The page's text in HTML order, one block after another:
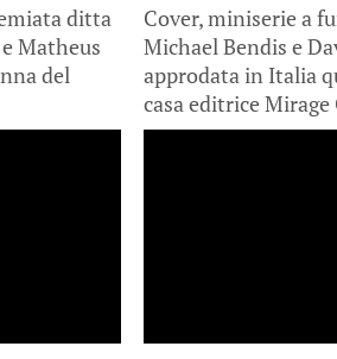
ditta
Matheus
del
Cover, miniserie a
Michael Bendis e
approdata in Italia
casa editrice Mirage